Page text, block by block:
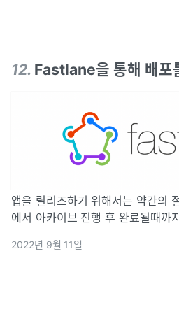
12. Fastlane을 통해 배포
앱을 릴리즈하기 위해서는 약간의 절차
에서 아카이브 진행 후 완료될때까지 기다렸
사리고 있죠. 이러한 수고로움은 자동화 시스템 도입으로 덜어
2022년 9월 11일